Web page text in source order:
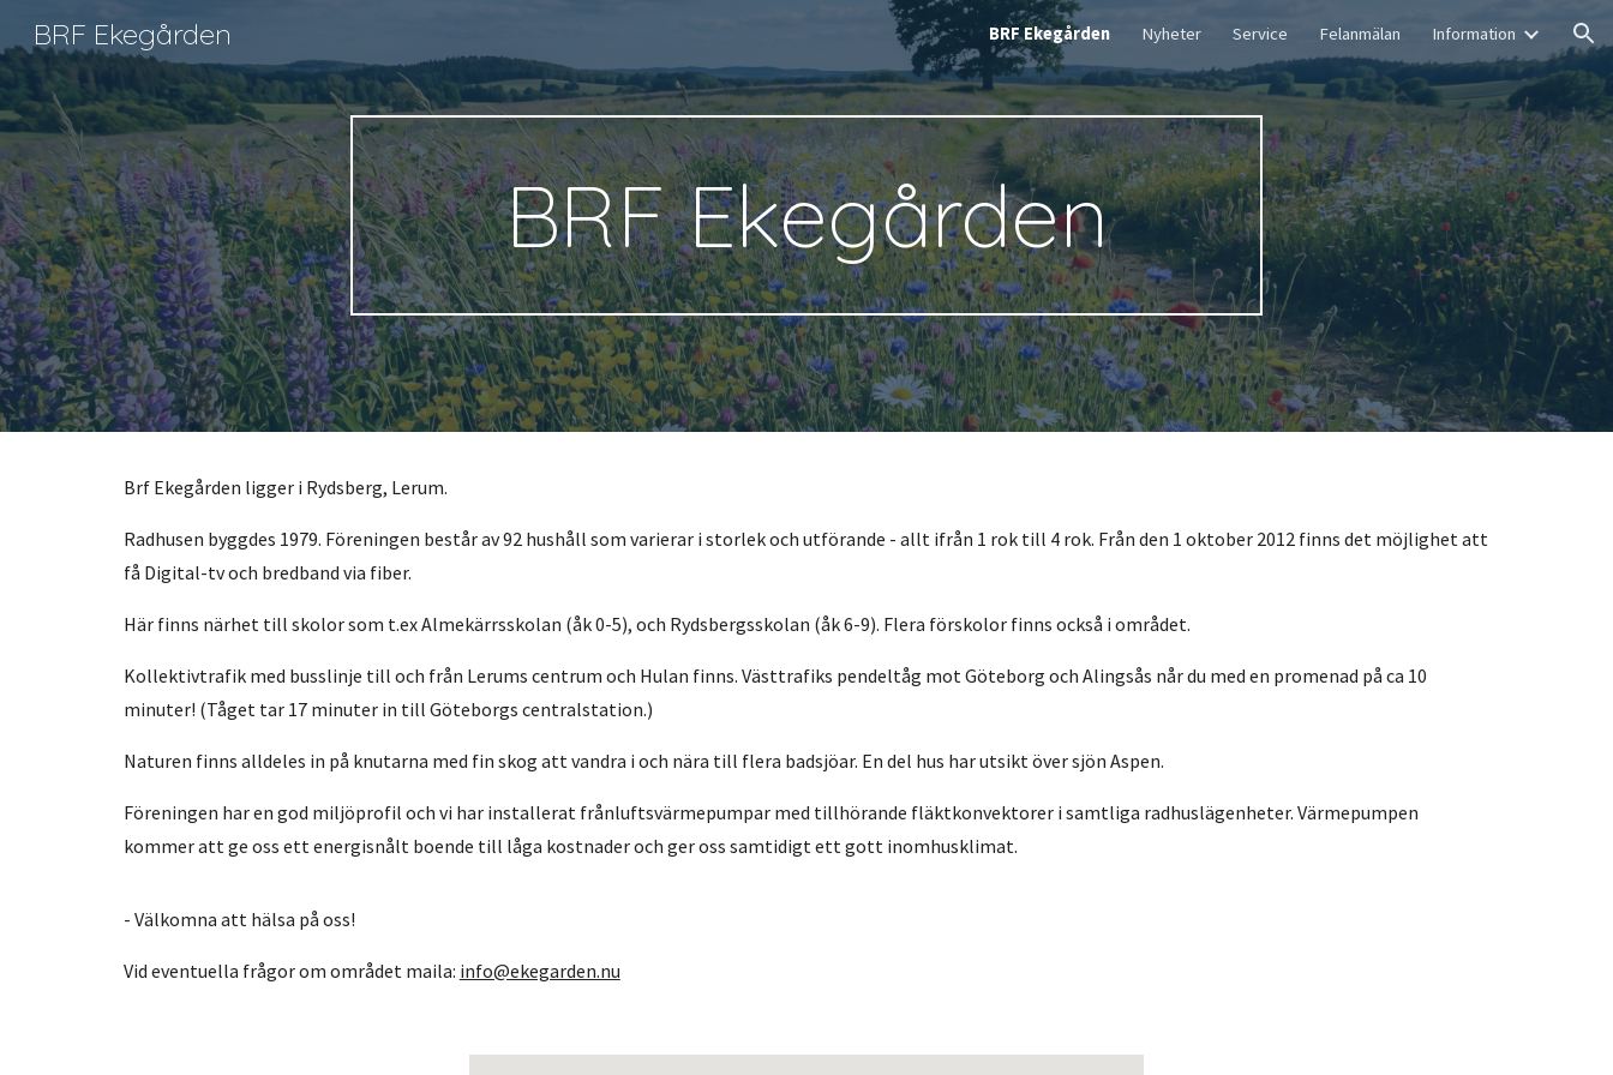
Skip to navigation
BRF Ekegården BRF Ekegården Nyheter Service Felanmälan Information
BRF Ekegården
Brf Ekegården ligger i Rydsberg, Lerum.
Radhusen byggdes 1979. Föreningen består av 92 hushåll som varierar i storlek och utförande - allt ifrån 1 rok till 4 rok. Från den 1 oktober 2012 finns det möjlighet att
få Digital-tv och bredband via fiber.
Här finns närhet till skolor som t.ex Almekärrsskolan (åk 0-5), och Rydsbergsskolan (åk 6-9). Flera förskolor finns också i området.
Kollektivtrafik med busslinje till och från Lerums centrum och Hulan finns. Västtrafiks pendeltåg mot Göteborg och Alingsås når du med en promenad på ca 10
minuter! (Tåget tar 17 minuter in till Göteborgs centralstation.)
Naturen finns alldeles in på knutarna med fin skog att vandra i och nära till flera badsjöar. En del hus har utsikt över sjön Aspen.
Föreningen har en god miljöprofil och vi har installerat frånluftsvärmepumpar med tillhörande fläktkonvektorer i samtliga radhuslägenheter. Värmepumpen
kommer att ge oss ett energisnålt boende till låga kostnader och ger oss samtidigt ett gott inomhusklimat.
- Välkomna att hälsa på oss!
Vid eventuella frågor om området maila: info@ekegarden.nu